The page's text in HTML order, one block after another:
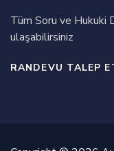
Tüm Soru ve Hukuki
ulaşabilirsiniz
RANDEVU TALEP